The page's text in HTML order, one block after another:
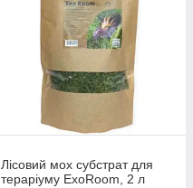
Лісовий мох субстрат для
тераріуму ExoRoom, 2 л